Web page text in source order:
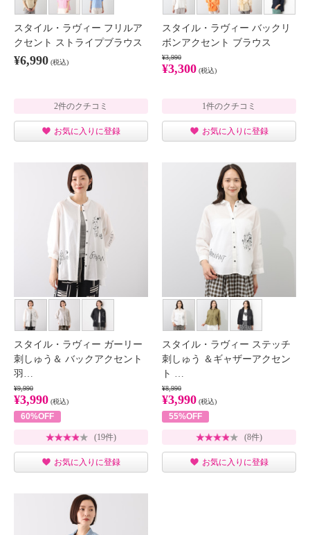
スタイル・ラヴィー フリルア
クセント ストライプブラウス
¥6,990 (税込)
2件のクチコミ
お気に入りに登録
スタイル・ラヴィー バックリ
ボンアクセント ブラウス
¥3,990
¥3,300 (税込)
1件のクチコミ
お気に入りに登録
スタイル・ラヴィー ガーリー
刺しゅう＆ バックアクセント
羽…
¥9,990
¥3,990 (税込)
60%OFF
(19件)
お気に入りに登録
スタイル・ラヴィー ステッチ
刺しゅう ＆ギャザーアクセン
ト …
¥8,990
¥3,990 (税込)
55%OFF
(8件)
お気に入りに登録